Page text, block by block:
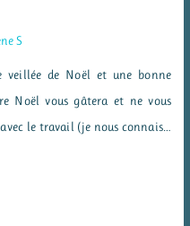
S
veillée de Noël et une bonne
Noël vous gâtera et ne vous
le travail (je nous connais…